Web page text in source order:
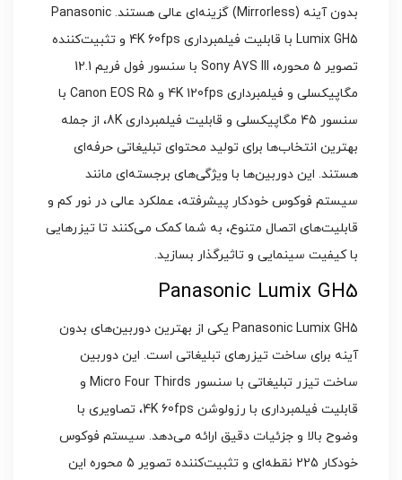
بدون آینه (Mirrorless) گزینه‌ای عالی هستند. Panasonic
Lumix GH5 با قابلیت فیلمبرداری 4K 60fps و تثبیت‌کننده
تصویر 5 محوره، Sony A7S III با سنسور فول فریم 12.1
مگاپیکسلی و فیلمبرداری 4K 120fps و Canon EOS R5 با
سنسور 45 مگاپیکسلی و قابلیت فیلمبرداری 8K، از جمله
بهترین انتخاب‌ها برای تولید محتوای تبلیغاتی حرفه‌ای
هستند. این دوربین‌ها با ویژگی‌های برجسته‌ای مانند
سیستم فوکوس خودکار پیشرفته، عملکرد عالی در نور کم و
قابلیت‌های اتصال متنوع، به شما کمک می‌کنند تا تیزرهایی
با کیفیت سینمایی و تاثیرگذار بسازید.
Panasonic Lumix GH5
Panasonic Lumix GH5 یکی از بهترین دوربین‌های بدون
آینه برای ساخت تیزرهای تبلیغاتی است. این دوربین
ساخت تیزر تبلیغاتی با سنسور Micro Four Thirds و
قابلیت فیلمبرداری با رزولوشن 4K 60fps، تصاویری با
وضوح بالا و جزئیات دقیق ارائه می‌دهد. سیستم فوکوس
خودکار 225 نقطه‌ای و تثبیت‌کننده تصویر 5 محوره این